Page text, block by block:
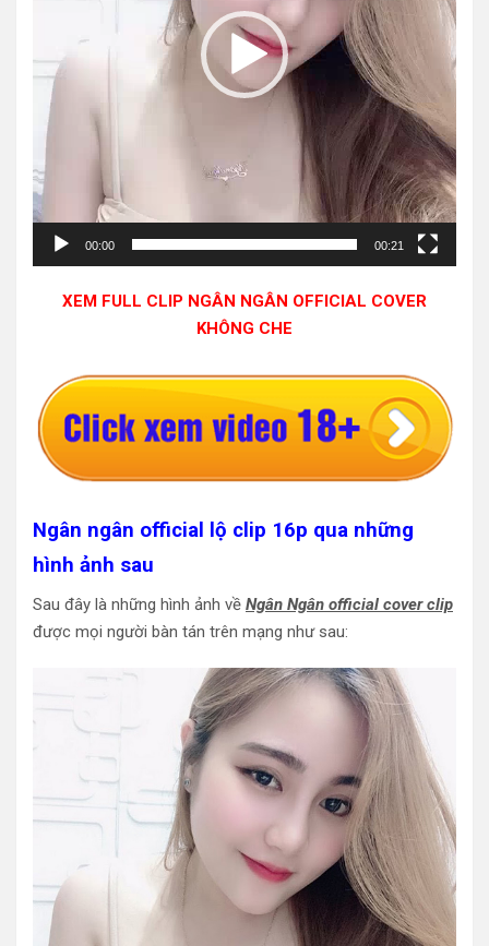
00:00 00:21
XEM FULL CLIP NGÂN NGÂN OFFICIAL COVER
KHÔNG CHE
Ngân ngân official lộ clip 16p qua những
hình ảnh sau
Sau đây là những hình ảnh về Ngân Ngân official cover clip
được mọi người bàn tán trên mạng như sau: